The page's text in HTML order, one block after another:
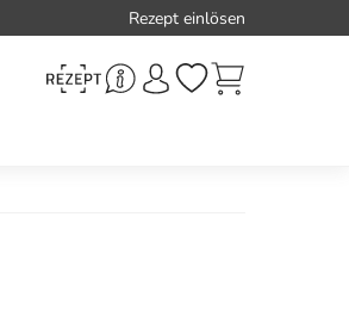
Rezept einlösen